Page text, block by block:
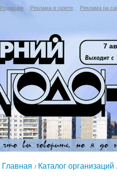
Редакция Реклама в газете Реклама на
7
Главная Каталог организаций